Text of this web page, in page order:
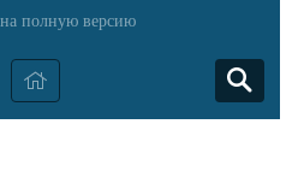
полную версию